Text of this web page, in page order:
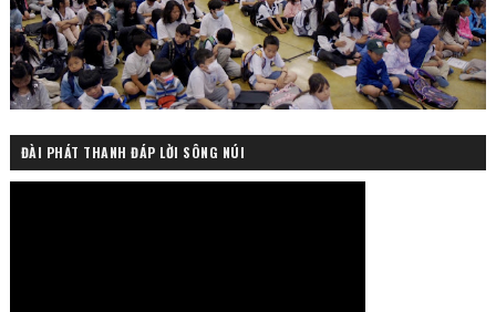
ĐÀI PHÁT THANH ĐÁP LỜI SÔNG NÚI